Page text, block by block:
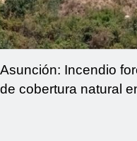
Asunción: Incendio
de cobertura natural